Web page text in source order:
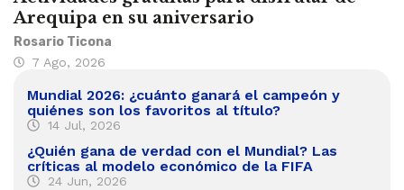
Arequipa en su aniversario
Rosario Ticona
7 Ago, 2026
Mundial 2026: ¿cuánto ganará el campeón y
quiénes son los favoritos al título?
14 Jul, 2026
¿Quién gana de verdad con el Mundial? Las
críticas al modelo económico de la FIFA
24 Jun, 2026